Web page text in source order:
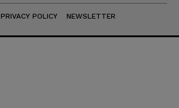
PRIVACY POLICY NEWSLETTER